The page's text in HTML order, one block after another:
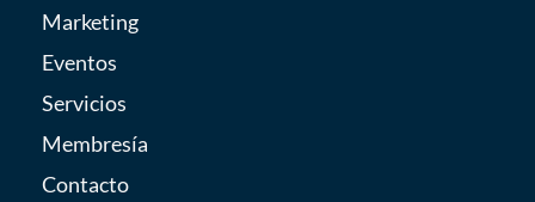
Marketing
Eventos
Servicios
Membresía
Contacto